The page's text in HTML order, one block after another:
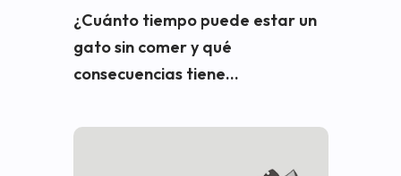
¿Cuánto tiempo puede estar un
gato sin comer y qué
consecuencias tiene...